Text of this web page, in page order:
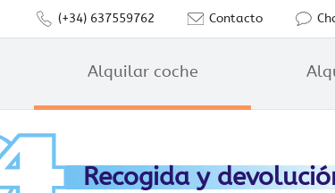
(+34) 637559762 Contacto
Alquilar coche
Recogida y